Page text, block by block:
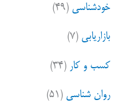
خودشناسی (۴۹)
بازاریابی (۷)
کسب و کار (۳۴)
روان شناسی (۵۱)